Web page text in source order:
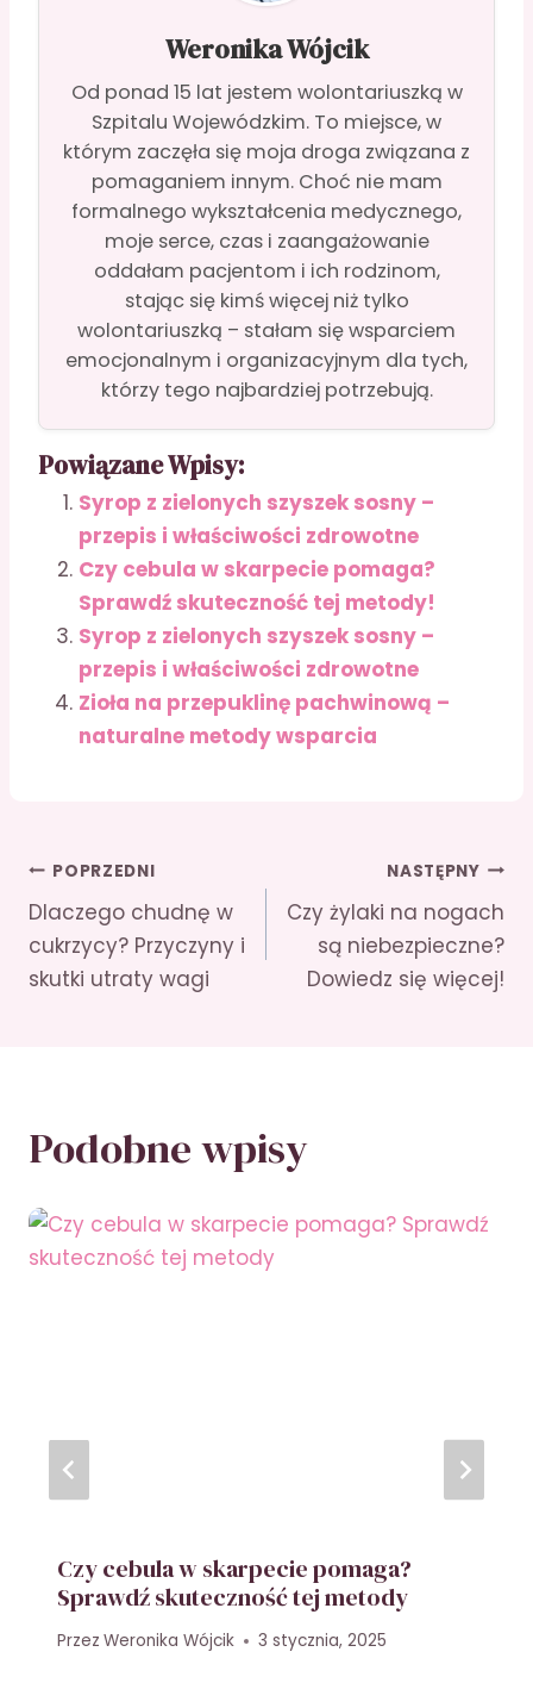
Weronika Wójcik
Od ponad 15 lat jestem wolontariuszką w
Szpitalu Wojewódzkim. To miejsce, w
którym zaczęła się moja droga związana z
pomaganiem innym. Choć nie mam
formalnego wykształcenia medycznego,
moje serce, czas i zaangażowanie
oddałam pacjentom i ich rodzinom,
stając się kimś więcej niż tylko
wolontariuszką – stałam się wsparciem
emocjonalnym i organizacyjnym dla tych,
którzy tego najbardziej potrzebują.
Powiązane Wpisy:
Syrop z zielonych szyszek sosny –
przepis i właściwości zdrowotne
Czy cebula w skarpecie pomaga?
Sprawdź skuteczność tej metody!
Syrop z zielonych szyszek sosny –
przepis i właściwości zdrowotne
Zioła na przepuklinę pachwinową –
naturalne metody wsparcia
Nawigacja
wpisu
POPRZEDNI
Dlaczego chudnę w
cukrzycy? Przyczyny i
skutki utraty wagi
NASTĘPNY
Czy żylaki na nogach
są niebezpieczne?
Dowiedz się więcej!
Podobne wpisy
Czy cebula w skarpecie pomaga?
Sprawdź skuteczność tej metody
Przez Weronika Wójcik 3 stycznia, 2025